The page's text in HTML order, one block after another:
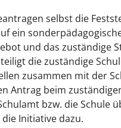
selbst die
ein
und das zuständige
die zuständige
zusammen mit der
Antrag beim
bzw. die Schule
Initiative dazu.